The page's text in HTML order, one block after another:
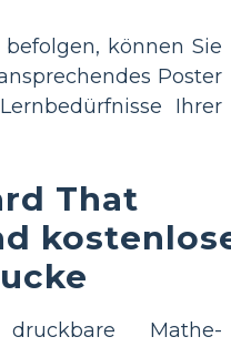
können Sie
Poster
Ihrer
That
Mathe-